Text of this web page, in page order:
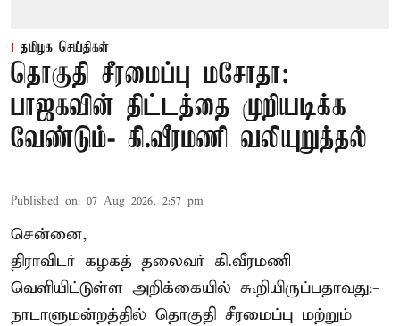
தமிழக செய்திகள்
தொகுதி சீரமைப்பு மசோதா:
பாஜகவின் திட்டத்தை முறியடிக்க
வேண்டும்- கி.வீரமணி வலியுறுத்தல்
Published on: 07 Aug 2026, 2:57 pm
சென்னை,
திராவிடர் கழகத் தலைவர் கி.வீரமணி
வெளியிட்டுள்ள அறிக்கையில் கூறியிருப்பதாவது:-
நாடாளுமன்றத்தில் தொகுதி சீரமைப்பு மற்றும்